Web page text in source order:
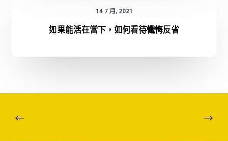
14 7 月, 2021
如果能活在當下，如何看待懺悔反省